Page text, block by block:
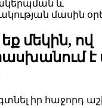
և
մասին
մեկին, ով
է
իր հաջորդ